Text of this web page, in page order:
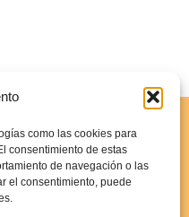
como las cookies para
consentimiento de estas
de navegación o las
el consentimiento, puede